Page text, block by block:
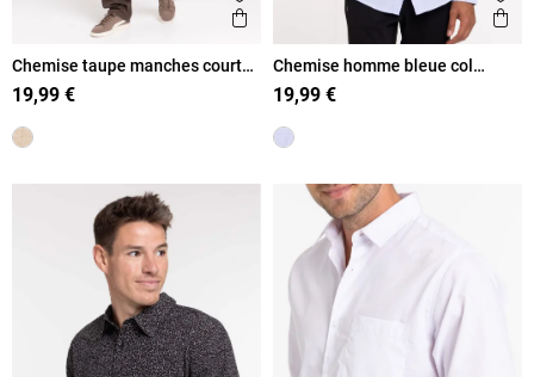
Ajouter aux favoris
Aperçu rapide
Chemise taupe manches courtes
homme
19,99 €
Chemise homme bleue col
classique
19,99 €